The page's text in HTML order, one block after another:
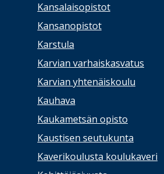
Kansalaisopistot
Kansanopistot
Karstula
Karvian varhaiskasvatus
Karvian yhtenäiskoulu
Kauhava
Kaukametsän opisto
Kaustisen seutukunta
Kaverikoulusta koulukaveri